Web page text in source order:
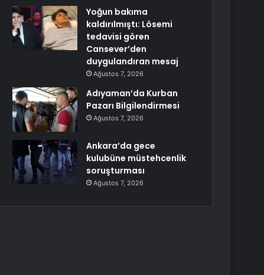
Yoğun bakıma
kaldırılmıştı: Lösemi
tedavisi gören
Cansever’den
duygulandıran mesaj
Ağustos 7, 2026
Adıyaman’da Kurban
Pazarı Bilgilendirmesi
Ağustos 7, 2026
Ankara’da gece
kulubüne müstehcenlik
soruşturması
Ağustos 7, 2026